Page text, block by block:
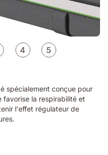
4 5
spécialement conçue pour
favorise la respirabilité et
l'effet régulateur de